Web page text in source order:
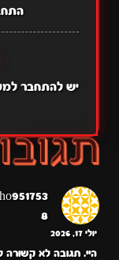
יש להתחבר
8
יולי 17, 2026
היי. תגובה לא קשורה